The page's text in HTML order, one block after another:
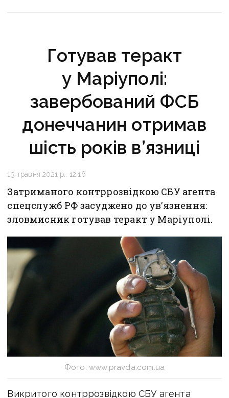
Готував теракт
у Маріуполі:
завербований ФСБ
донеччанин отримав
шість років в’язниці
13 травня 2021 р., 12:16
Затриманого контррозвідкою СБУ агента
спецслужб РФ засуджено до ув’язнення:
зловмисник готував теракт у Маріуполі.
Фото: www.pravda.com.ua
Викритого контррозвідкою СБУ агента